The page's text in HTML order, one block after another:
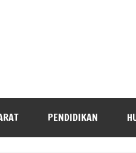
PENDIDIKAN